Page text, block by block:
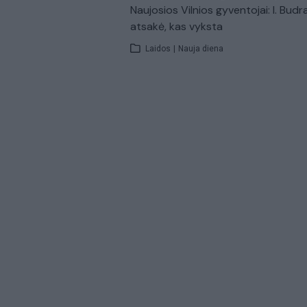
Naujosios Vilnios gyventojai: I.
atsakė, kas vyksta
Laidos | Nauja diena